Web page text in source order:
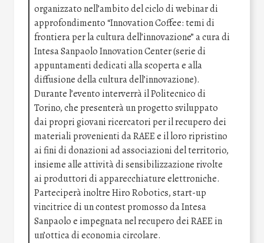
organizzato nell’ambito del ciclo di webinar di
approfondimento “Innovation Coffee: temi di
frontiera per la cultura dell’innovazione” a cura di
Intesa Sanpaolo Innovation Center (serie di
appuntamenti dedicati alla scoperta e alla
diffusione della cultura dell’innovazione).
Durante l’evento interverrà il Politecnico di
Torino, che presenterà un progetto sviluppato
dai propri giovani ricercatori per il recupero dei
materiali provenienti da RAEE e il loro ripristino
ai fini di donazioni ad associazioni del territorio,
insieme alle attività di sensibilizzazione rivolte
ai produttori di apparecchiature elettroniche.
Parteciperà inoltre Hiro Robotics, start-up
vincitrice di un contest promosso da Intesa
Sanpaolo e impegnata nel recupero dei RAEE in
un’ottica di economia circolare.